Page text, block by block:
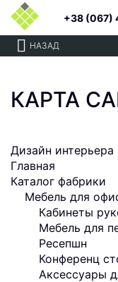
+38 (067)
НАЗАД
КАРТА
Дизайн интерьера
Главная
Каталог фабрики
Мебель для
Кабинеты
Мебель для
Ресепшн
Конференц
Аксессуары